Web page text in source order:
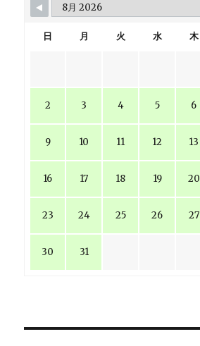
日 月 火 水 木
2 3 4 5 6
9 10 11 12 13
16 17 18 19 20
23 24 25 26 27
30 31